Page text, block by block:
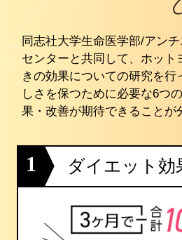
同志社大学生命医学部/アン
センターと共同して、ホット
きの効果についての研究を行
しさを保つために必要な6つ
果・改善が期待できることが
1 ダイエット効